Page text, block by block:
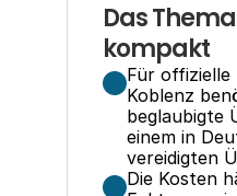
Das
kompakt
Für offizielle
Koblenz
beglaubigte
einem in
vereidigten
Die Kosten